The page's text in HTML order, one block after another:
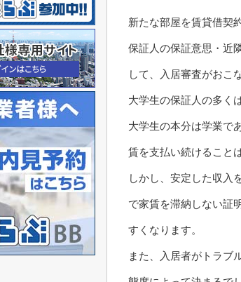
新たな部屋を賃貸借契
保証人の保証意思・近
して、入居審査がおこ
大学生の保証人の多く
大学生の本分は学業で
賃を支払い続けること
しかし、安定した収入
で家賃を滞納しない証
すくなります。
また、入居者がトラブ